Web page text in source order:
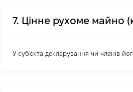
7. Цінне рухоме майно
У суб'єкта декларування чи членів